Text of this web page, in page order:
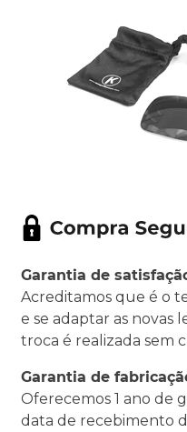
Garantia de
Acreditamos que é o
e se adaptar as novas
troca é realizada sem
Garantia de
Oferecemos 1 ano de
data de recebimento